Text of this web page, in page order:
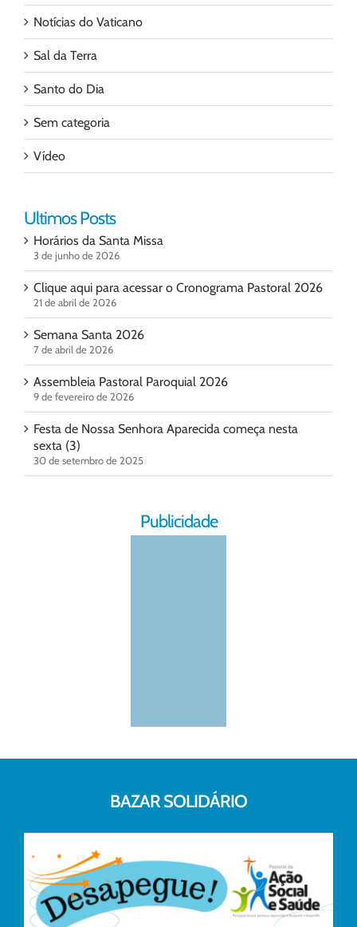
Notícias do Vaticano
Sal da Terra
Santo do Dia
Sem categoria
Vídeo
Ultimos Posts
Horários da Santa Missa
3 de junho de 2026
Clique aqui para acessar o Cronograma Pastoral 2026
21 de abril de 2026
Semana Santa 2026
7 de abril de 2026
Assembleia Pastoral Paroquial 2026
9 de fevereiro de 2026
Festa de Nossa Senhora Aparecida começa nesta
sexta (3)
30 de setembro de 2025
Publicidade
BAZAR SOLIDÁRIO